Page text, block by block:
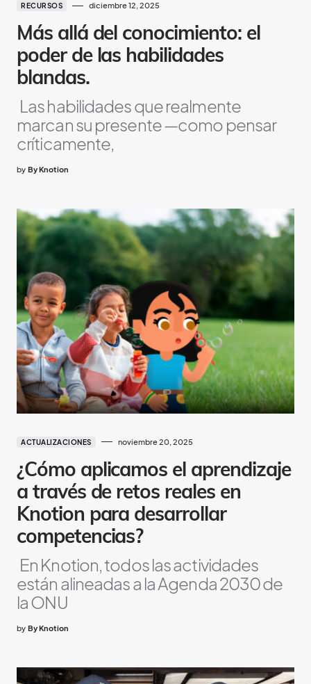
RECURSOS diciembre 12, 2025
Más allá del conocimiento: el
poder de las habilidades
blandas.
Las habilidades que realmente
marcan su presente —como pensar
críticamente,
by By Knotion
ACTUALIZACIONES noviembre 20, 2025
¿Cómo aplicamos el aprendizaje
a través de retos reales en
Knotion para desarrollar
competencias?
En Knotion, todos las actividades
están alineadas a la Agenda 2030 de
la ONU
by By Knotion